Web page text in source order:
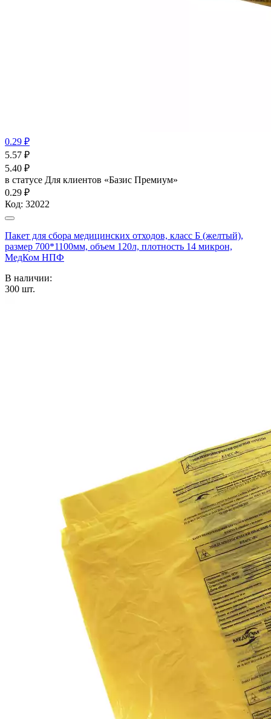
0.29 ₽
5.57 ₽
5.40 ₽
в статусе Для клиентов «Базис Премиум»
0.29 ₽
Код: 32022
Пакет для сбора медицинских отходов, класс Б (желтый),
размер 700*1100мм, объем 120л, плотность 14 микрон,
МедКом НПФ
В наличии:
300 шт.